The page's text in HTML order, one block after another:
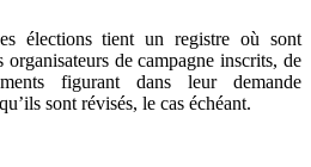
élections tient un registre où sont
de campagne inscrits, de
figurant dans leur demande
sont révisés, le cas échéant.